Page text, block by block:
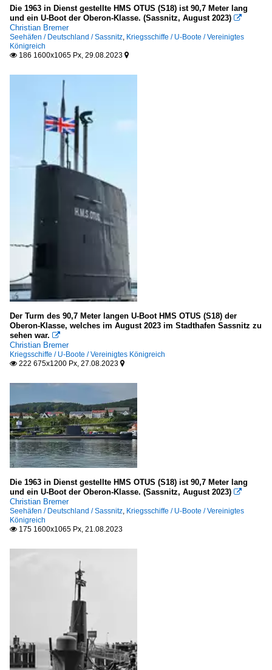
2010
2013
2016
2018
2020
2020
2023
Die 1963 in Dienst gestellte HMS OTUS (S18) ist 90,7 Meter lang
und ein U-Boot der Oberon-Klasse. (Sassnitz, August 2023) 
Christian Bremer
Seehäfen / Deutschland / Sassnitz, Kriegsschiffe / U-Boote / Vereinigtes
Königreich
 186 1600x1065 Px, 29.08.2023 
Der Turm des 90,7 Meter langen U-Boot HMS OTUS (S18) der
Oberon-Klasse, welches im August 2023 im Stadthafen Sassnitz zu
sehen war. 
Christian Bremer
Kriegsschiffe / U-Boote / Vereinigtes Königreich
 222 675x1200 Px, 27.08.2023 
Die 1963 in Dienst gestellte HMS OTUS (S18) ist 90,7 Meter lang
und ein U-Boot der Oberon-Klasse. (Sassnitz, August 2023) 
Christian Bremer
Seehäfen / Deutschland / Sassnitz Kriegsschiffe / U-Boote / Vereinigtes
Königreich
 175 1600x1065 Px, 21.08.2023